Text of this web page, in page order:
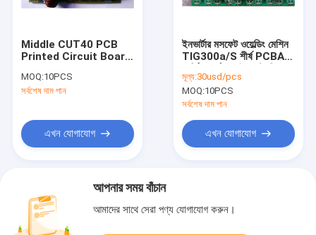
Middle CUT40 PCB
Printed Circuit Board
Welder Machine
MOQ:10PCS
সর্বশেষ দাম পান
এখন যোগাযোগ
ইনভার্টার মসফেট ওয়েল্ডিং মেশিন
TIG300a/S শীর্ষ PCBA
PCB বোর্ড মেরামতের জন্য
GOWELLDE
মূল্য:30usd/pcs
MOQ:10PCS
সর্বশেষ দাম পান
এখন যোগাযোগ
আপনার সময় বাঁচান
আমাদের সাথে সেরা পণ্য যোগাযোগ করুন।